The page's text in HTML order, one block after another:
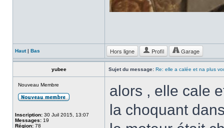
Haut| Bas Hors ligne Profil Garage
yubee Sujet du message: Re: elle a calée et na plus
Nouveau Membre
Inscription: 30 Juil 2015, 13:07
Messages: 19
Région: 78
alors , elle cale
la choquant